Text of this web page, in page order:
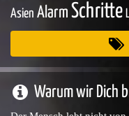
Asien Alarm Schritte
Warum wir Dich